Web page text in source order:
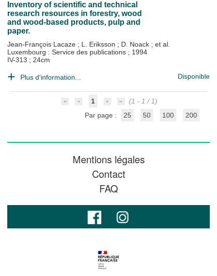
Inventory of scientific and technical
research resources in forestry, wood
and wood-based products, pulp and
paper.
Jean-François Lacaze ; L. Eriksson ; D. Noack ; et al.
Luxembourg : Service des publications ; 1994
IV-313 ; 24cm
Plus d'information... Disponible
1
(1 - 1 / 1)
Par page :
25 50 100 200
Mentions légales
Contact
FAQ